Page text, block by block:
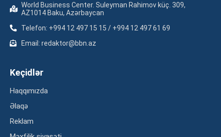
World Business Center. Suleyman Rahimov küç. 309,
AZ1014 Baku, Azərbaycan
Telefon: +994 12 497 15 15 / +994 12 497 61 69
Email: redaktor@bbn.az
Keçidlər
Haqqımızda
Əlaqə
Reklam